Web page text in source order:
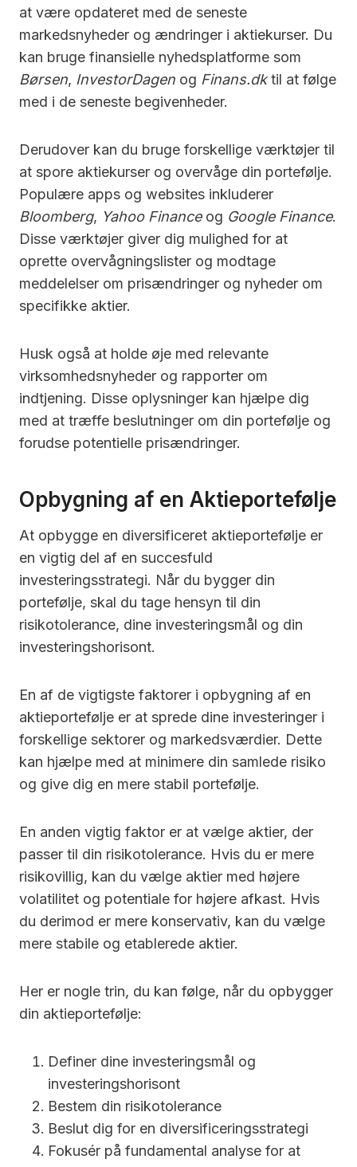
at være opdateret med de seneste
markedsnyheder og ændringer i aktiekurser. Du
kan bruge finansielle nyhedsplatforme som
Børsen, InvestorDagen og Finans.dktil at følge
med i de seneste begivenheder.
Derudover kan du bruge forskellige værktøjer til
at spore aktiekurser og overvåge din portefølje.
Populære apps og websites inkluderer
Bloomberg, Yahoo Financeog Google Finance.
Disse værktøjer giver dig mulighed for at
oprette overvågningslister og modtage
meddelelser om prisændringer og nyheder om
specifikke aktier.
Husk også at holde øje med relevante
virksomhedsnyheder og rapporter om
indtjening. Disse oplysninger kan hjælpe dig
med at træffe beslutninger om din portefølje og
forudse potentielle prisændringer.
Opbygning af en Aktieportefølje
At opbygge en diversificeret aktieportefølje er
en vigtig del af en succesfuld
investeringsstrategi. Når du bygger din
portefølje, skal du tage hensyn til din
risikotolerance, dine investeringsmål og din
investeringshorisont.
En af de vigtigste faktorer i opbygning af en
aktieportefølje er at sprede dine investeringer i
forskellige sektorer og markedsværdier. Dette
kan hjælpe med at minimere din samlede risiko
og give dig en mere stabil portefølje.
En anden vigtig faktor er at vælge aktier, der
passer til din risikotolerance. Hvis du er mere
risikovillig, kan du vælge aktier med højere
volatilitet og potentiale for højere afkast. Hvis
du derimod er mere konservativ, kan du vælge
mere stabile og etablerede aktier.
Her er nogle trin, du kan følge, når du opbygger
din aktieportefølje:
Definer dine investeringsmål og
investeringshorisont
Bestem din risikotolerance
Beslut dig for en diversificeringsstrategi
Fokusér på fundamental analyse for at